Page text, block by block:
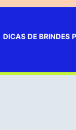
DICAS DE BRINDES